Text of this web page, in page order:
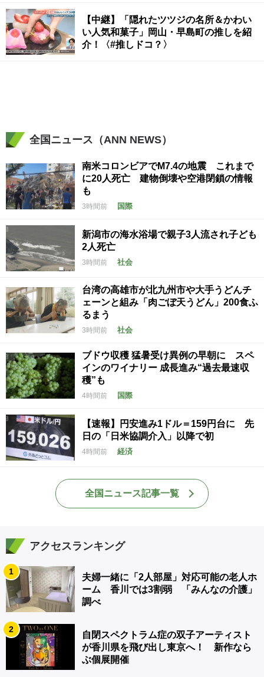
【中継】「隠れたツツジの名所＆かわい
い人気和菓子」岡山・早島町の推しを紹
介！〈#推しドコ？〉
全国ニュース（ANN NEWS）
南米コロンビアでM7.4の地震 これまで
に20人死亡 建物倒壊や空港閉鎖の情報
も
3時間前 国際
新潟市の海水浴場で親子3人流され子ども
2人死亡
3時間前 社会
台湾の高雄市が北九州市や大手うどんチ
ェーンと組み「肉ごぼ天うどん」200食ふ
るまう
3時間前 社会
ブドウ収穫 猛暑受け異例の早朝に スペ
インのワイナリー 成長進み“過去最速収
穫”も
4時間前 国際
【速報】円安進み1ドル＝159円台に 先
日の「日米協調介入」以降で初
4時間前 経済
全国ニュース記事一覧
アクセスランキング
1
夫婦一緒に「2人部屋」対応可能の老人ホ
ーム 香川では3割弱 「みんなの介護」
調べ
2
自閉スペクトラム症の双子アーティスト
が香川県を飛び出し東京へ！ 新作なら
ぶ個展開催